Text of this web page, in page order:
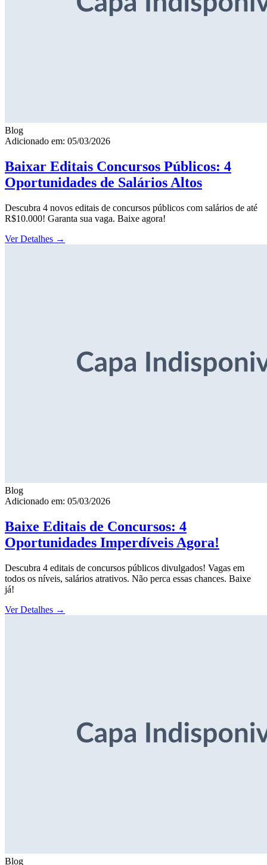
Blog
Adicionado em: 05/03/2026
Baixar Editais Concursos Públicos: 4
Oportunidades de Salários Altos
Descubra 4 novos editais de concursos públicos com salários de até
R$10.000! Garanta sua vaga. Baixe agora!
Ver Detalhes →
Blog
Adicionado em: 05/03/2026
Baixe Editais de Concursos: 4
Oportunidades Imperdíveis Agora!
Descubra 4 editais de concursos públicos divulgados! Vagas em
todos os níveis, salários atrativos. Não perca essas chances. Baixe
já!
Ver Detalhes →
Blog